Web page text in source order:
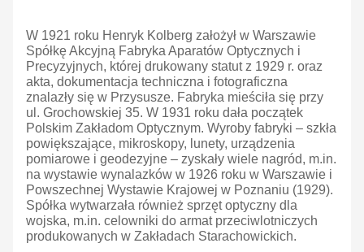
W 1921 roku Henryk Kolberg założył w Warszawie
Spółkę Akcyjną Fabryka Aparatów Optycznych i
Precyzyjnych, której drukowany statut z 1929 r. oraz
akta, dokumentacja techniczna i fotograficzna
znalazły się w Przysusze. Fabryka mieściła się przy
ul. Grochowskiej 35. W 1931 roku dała początek
Polskim Zakładom Optycznym. Wyroby fabryki – szkła
powiększające, mikroskopy, lunety, urządzenia
pomiarowe i geodezyjne – zyskały wiele nagród, m.in.
na wystawie wynalazków w 1926 roku w Warszawie i
Powszechnej Wystawie Krajowej w Poznaniu (1929).
Spółka wytwarzała również sprzęt optyczny dla
wojska, m.in. celowniki do armat przeciwlotniczych
produkowanych w Zakładach Starachowickich.